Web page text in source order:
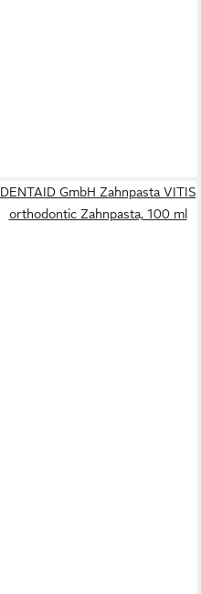
DENTAID GmbH Zahnpasta VITIS
orthodontic Zahnpasta, 100 ml